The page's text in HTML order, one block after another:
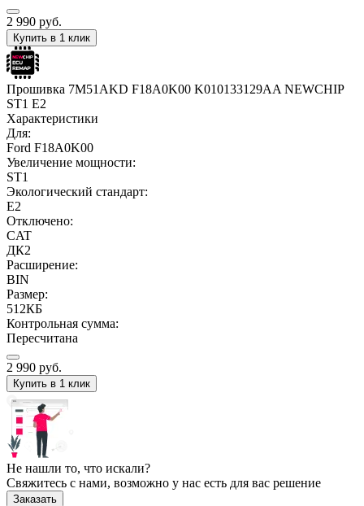
2 990 руб.
Купить в 1 клик
Прошивка 7M51AKD F18A0K00 K010133129AA NEWCHIP
ST1 E2
Характеристики
Для:
Ford F18A0K00
Увеличение мощности:
ST1
Экологический стандарт:
E2
Отключено:
CAT
ДК2
Расширение:
BIN
Размер:
512КБ
Контрольная сумма:
Пересчитана
2 990 руб.
Купить в 1 клик
Не нашли то, что искали?
Свяжитесь с нами, возможно у нас есть для вас решение
Заказать